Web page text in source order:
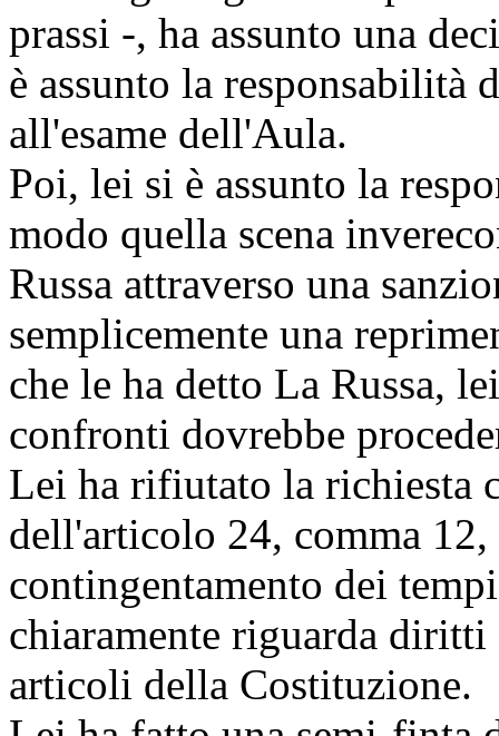
prassi -, ha assunto una
è assunto la responsabilità
all'esame dell'Aula.
Poi, lei si è assunto la
modo quella scena
Russa attraverso una
semplicemente una
che le ha detto La Russa,
confronti dovrebbe
Lei ha rifiutato la richiesta
dell'articolo 24, comma
contingentamento dei
chiaramente riguarda
articoli della Costituzione.